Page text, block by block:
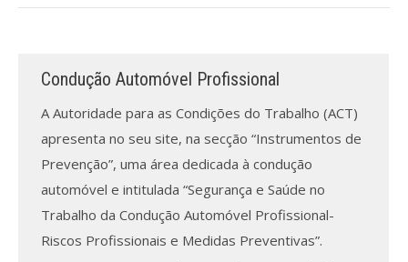
Processo de submissão
Submeta aqui
Formação Profissional
Bolsa de emprego (oferta/
procura)
Condução Automóvel Profissional
A Autoridade para as Condições do Trabalho (ACT)
apresenta no seu site, na secção “Instrumentos de
Prevenção”, uma área dedicada à condução
automóvel e intitulada “Segurança e Saúde no
Trabalho da Condução Automóvel Profissional-
Riscos Profissionais e Medidas Preventivas”.